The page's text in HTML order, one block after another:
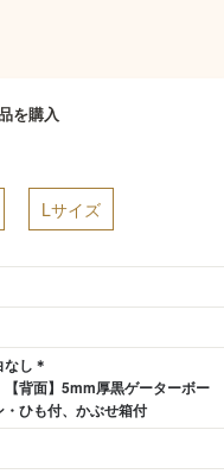
を購入
Lサイズ
し＊
背面】5mm厚黒ゲーターボー
・ひも付、かぶせ箱付